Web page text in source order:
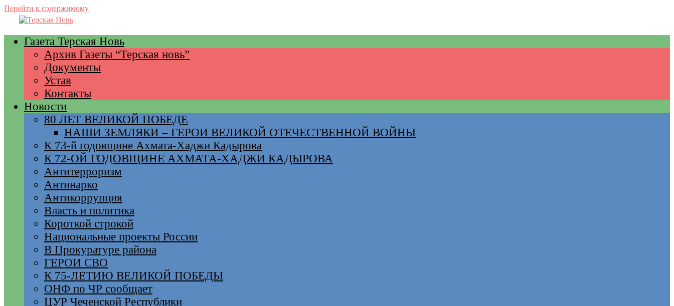
Перейти к содержимому
Газета Терская Новь
Архив Газеты “Терская новь”
Документы
Устав
Контакты
Новости
80 ЛЕТ ВЕЛИКОЙ ПОБЕДЕ
НАШИ ЗЕМЛЯКИ – ГЕРОИ ВЕЛИКОЙ ОТЕЧЕСТВЕННОЙ ВОЙНЫ
К 73-й годовщине Ахмата-Хаджи Кадырова
К 72-ОЙ ГОДОВЩИНЕ АХМАТА-ХАДЖИ КАДЫРОВА
Антитерроризм
Антинарко
Антикоррупция
Власть и политика
Короткой строкой
Национальные проекты России
В Прокуратуре района
ГЕРОИ СВО
К 75-ЛЕТИЮ ВЕЛИКОЙ ПОБЕДЫ
ОНФ по ЧР сообщает
ЦУР Чеченской Республики